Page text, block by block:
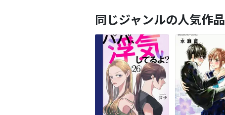
同じジャンルの人気作品